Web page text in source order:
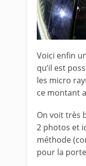
Voici enfin
qu’il est
les micro
ce montant
On voit très
2 photos et
méthode
pour la